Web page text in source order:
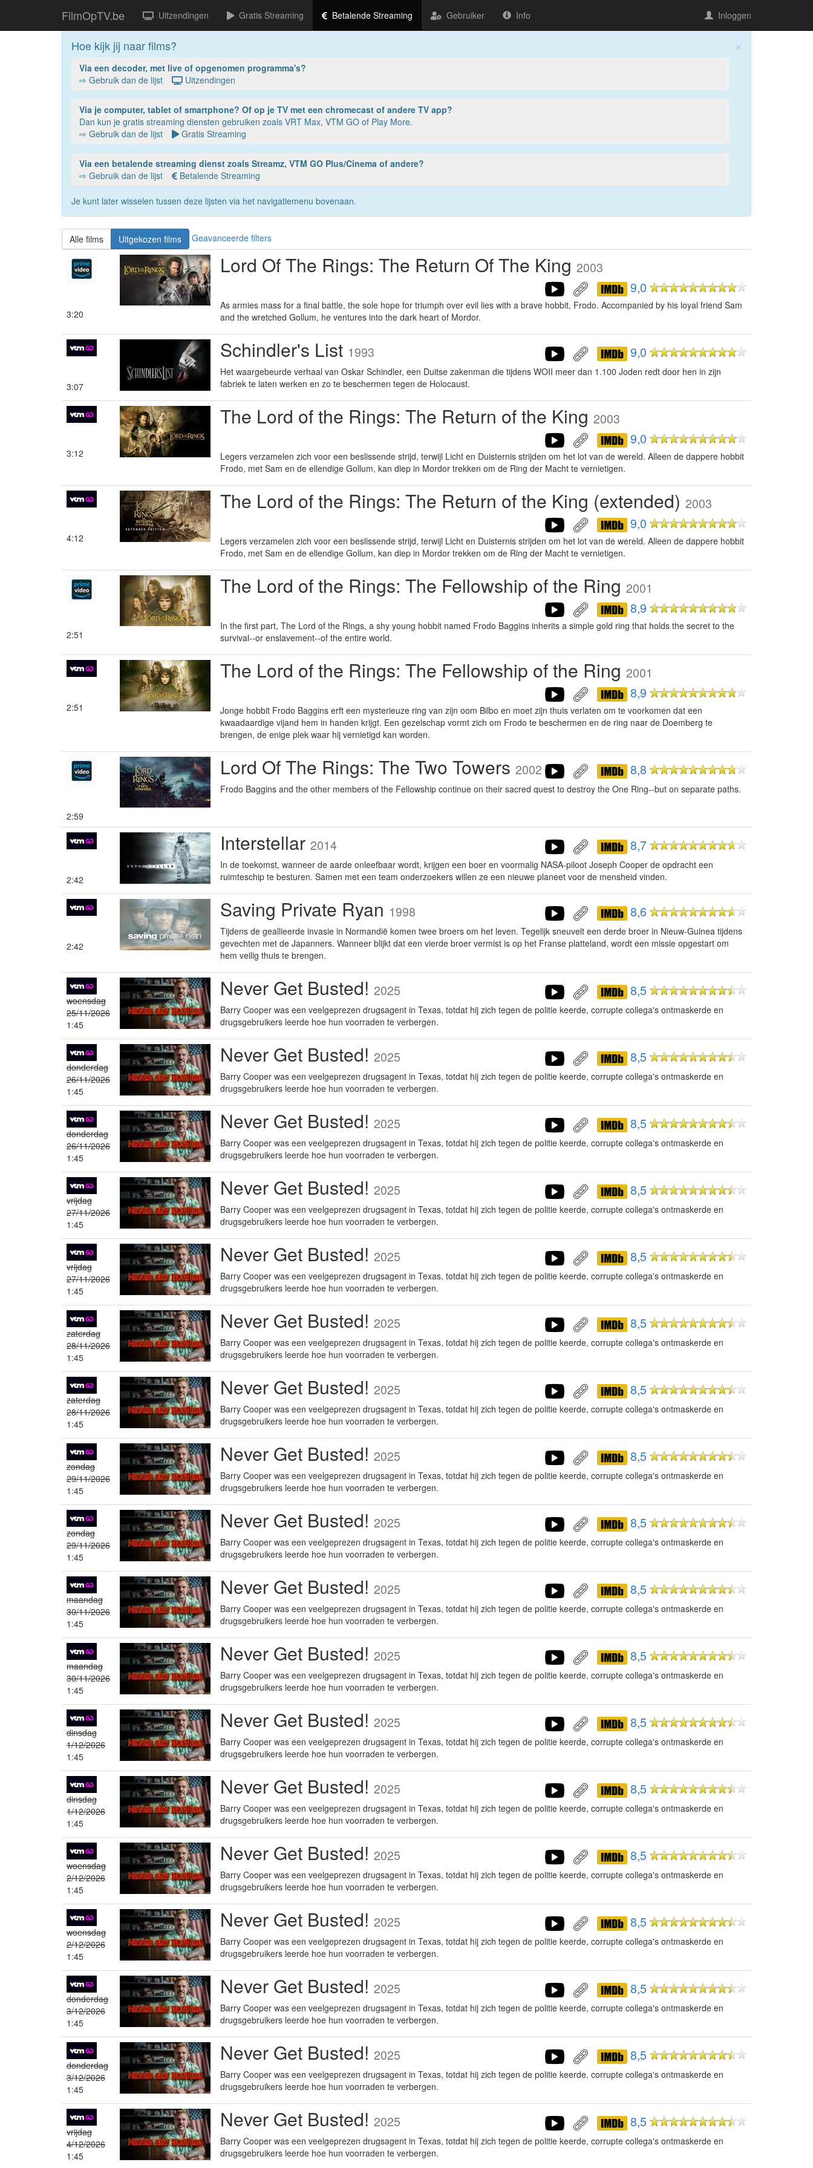
FilmOpTV.be Uitzendingen Gratis Streaming Betalende Streaming Gebruiker Info Inloggen
×
Hoe kijk jij naar films?
Via een decoder, met live of opgenomen programma's?
⇨ Gebruik dan de lijst
Uitzendingen
Via je computer, tablet of smartphone? Of op je TV met een chromecast of andere TV app?
Dan kun je gratis streaming diensten gebruiken zoals VRT Max, VTM GO of Play More.
⇨ Gebruik dan de lijst
Gratis Streaming
Via een betalende streaming dienst zoals Streamz, VTM GO Plus/Cinema of andere?
⇨ Gebruik dan de lijst
Betalende Streaming
Je kunt later wisselen tussen deze lijsten via het navigatiemenu bovenaan.
Alle films Uitgekozen films Geavanceerde filters
3:20
Lord Of The Rings: The Return Of The King 2003
9,0
As armies mass for a final battle, the sole hope for triumph over evil lies with a brave hobbit, Frodo. Accompanied by his loyal friend Sam
and the wretched Gollum, he ventures into the dark heart of Mordor.
3:07
Schindler's List 1993 9,0
Het waargebeurde verhaal van Oskar Schindler, een Duitse zakenman die tijdens WOII meer dan 1.100 Joden redt door hen in zijn
fabriek te laten werken en zo te beschermen tegen de Holocaust.
3:12
The Lord of the Rings: The Return of the King 2003
9,0
Legers verzamelen zich voor een beslissende strijd, terwijl Licht en Duisternis strijden om het lot van de wereld. Alleen de dappere hobbit
Frodo, met Sam en de ellendige Gollum, kan diep in Mordor trekken om de Ring der Macht te vernietigen.
4:12
The Lord of the Rings: The Return of the King (extended) 2003
9,0
Legers verzamelen zich voor een beslissende strijd, terwijl Licht en Duisternis strijden om het lot van de wereld. Alleen de dappere hobbit
Frodo, met Sam en de ellendige Gollum, kan diep in Mordor trekken om de Ring der Macht te vernietigen.
2:51
The Lord of the Rings: The Fellowship of the Ring 2001
8,9
In the first part, The Lord of the Rings, a shy young hobbit named Frodo Baggins inherits a simple gold ring that holds the secret to the
survival--or enslavement--of the entire world.
2:51
The Lord of the Rings: The Fellowship of the Ring 2001
8,9
Jonge hobbit Frodo Baggins erft een mysterieuze ring van zijn oom Bilbo en moet zijn thuis verlaten om te voorkomen dat een
kwaadaardige vijand hem in handen krijgt. Een gezelschap vormt zich om Frodo te beschermen en de ring naar de Doemberg te
brengen, de enige plek waar hij vernietigd kan worden.
2:59
Lord Of The Rings: The Two Towers 2002 8,8
Frodo Baggins and the other members of the Fellowship continue on their sacred quest to destroy the One Ring--but on separate paths.
2:42
Interstellar 2014 8,7
In de toekomst, wanneer de aarde onleefbaar wordt, krijgen een boer en voormalig NASA-piloot Joseph Cooper de opdracht een
ruimteschip te besturen. Samen met een team onderzoekers willen ze een nieuwe planeet voor de mensheid vinden.
2:42
Saving Private Ryan 1998 8,6
Tijdens de geallieerde invasie in Normandië komen twee broers om het leven. Tegelijk sneuvelt een derde broer in Nieuw-Guinea tijdens
gevechten met de Japanners. Wanneer blijkt dat een vierde broer vermist is op het Franse platteland, wordt een missie opgestart om
hem veilig thuis te brengen.
woensdag
25/11/2026
1:45
Never Get Busted! 2025 8,5
Barry Cooper was een veelgeprezen drugsagent in Texas, totdat hij zich tegen de politie keerde, corrupte collega's ontmaskerde en
drugsgebruikers leerde hoe hun voorraden te verbergen.
donderdag
26/11/2026
1:45
Never Get Busted! 2025 8,5
Barry Cooper was een veelgeprezen drugsagent in Texas, totdat hij zich tegen de politie keerde, corrupte collega's ontmaskerde en
drugsgebruikers leerde hoe hun voorraden te verbergen.
donderdag
26/11/2026
1:45
Never Get Busted! 2025 8,5
Barry Cooper was een veelgeprezen drugsagent in Texas, totdat hij zich tegen de politie keerde, corrupte collega's ontmaskerde en
drugsgebruikers leerde hoe hun voorraden te verbergen.
vrijdag
27/11/2026
1:45
Never Get Busted! 2025 8,5
Barry Cooper was een veelgeprezen drugsagent in Texas, totdat hij zich tegen de politie keerde, corrupte collega's ontmaskerde en
drugsgebruikers leerde hoe hun voorraden te verbergen.
vrijdag
27/11/2026
1:45
Never Get Busted! 2025 8,5
Barry Cooper was een veelgeprezen drugsagent in Texas, totdat hij zich tegen de politie keerde, corrupte collega's ontmaskerde en
drugsgebruikers leerde hoe hun voorraden te verbergen.
zaterdag
28/11/2026
1:45
Never Get Busted! 2025 8,5
Barry Cooper was een veelgeprezen drugsagent in Texas, totdat hij zich tegen de politie keerde, corrupte collega's ontmaskerde en
drugsgebruikers leerde hoe hun voorraden te verbergen.
zaterdag
28/11/2026
1:45
Never Get Busted! 2025 8,5
Barry Cooper was een veelgeprezen drugsagent in Texas, totdat hij zich tegen de politie keerde, corrupte collega's ontmaskerde en
drugsgebruikers leerde hoe hun voorraden te verbergen.
zondag
29/11/2026
1:45
Never Get Busted! 2025 8,5
Barry Cooper was een veelgeprezen drugsagent in Texas, totdat hij zich tegen de politie keerde, corrupte collega's ontmaskerde en
drugsgebruikers leerde hoe hun voorraden te verbergen.
zondag
29/11/2026
1:45
Never Get Busted! 2025 8,5
Barry Cooper was een veelgeprezen drugsagent in Texas, totdat hij zich tegen de politie keerde, corrupte collega's ontmaskerde en
drugsgebruikers leerde hoe hun voorraden te verbergen.
maandag
30/11/2026
1:45
Never Get Busted! 2025 8,5
Barry Cooper was een veelgeprezen drugsagent in Texas, totdat hij zich tegen de politie keerde, corrupte collega's ontmaskerde en
drugsgebruikers leerde hoe hun voorraden te verbergen.
maandag
30/11/2026
1:45
Never Get Busted! 2025 8,5
Barry Cooper was een veelgeprezen drugsagent in Texas, totdat hij zich tegen de politie keerde, corrupte collega's ontmaskerde en
drugsgebruikers leerde hoe hun voorraden te verbergen.
dinsdag
1/12/2026
1:45
Never Get Busted! 2025 8,5
Barry Cooper was een veelgeprezen drugsagent in Texas, totdat hij zich tegen de politie keerde, corrupte collega's ontmaskerde en
drugsgebruikers leerde hoe hun voorraden te verbergen.
dinsdag
1/12/2026
1:45
Never Get Busted! 2025 8,5
Barry Cooper was een veelgeprezen drugsagent in Texas, totdat hij zich tegen de politie keerde, corrupte collega's ontmaskerde en
drugsgebruikers leerde hoe hun voorraden te verbergen.
woensdag
2/12/2026
1:45
Never Get Busted! 2025 8,5
Barry Cooper was een veelgeprezen drugsagent in Texas, totdat hij zich tegen de politie keerde, corrupte collega's ontmaskerde en
drugsgebruikers leerde hoe hun voorraden te verbergen.
woensdag
2/12/2026
1:45
Never Get Busted! 2025 8,5
Barry Cooper was een veelgeprezen drugsagent in Texas, totdat hij zich tegen de politie keerde, corrupte collega's ontmaskerde en
drugsgebruikers leerde hoe hun voorraden te verbergen.
donderdag
3/12/2026
1:45
Never Get Busted! 2025 8,5
Barry Cooper was een veelgeprezen drugsagent in Texas, totdat hij zich tegen de politie keerde, corrupte collega's ontmaskerde en
drugsgebruikers leerde hoe hun voorraden te verbergen.
donderdag
3/12/2026
1:45
Never Get Busted! 2025 8,5
Barry Cooper was een veelgeprezen drugsagent in Texas, totdat hij zich tegen de politie keerde, corrupte collega's ontmaskerde en
drugsgebruikers leerde hoe hun voorraden te verbergen.
vrijdag
4/12/2026
1:45
Never Get Busted! 2025 8,5
Barry Cooper was een veelgeprezen drugsagent in Texas, totdat hij zich tegen de politie keerde, corrupte collega's ontmaskerde en
drugsgebruikers leerde hoe hun voorraden te verbergen.